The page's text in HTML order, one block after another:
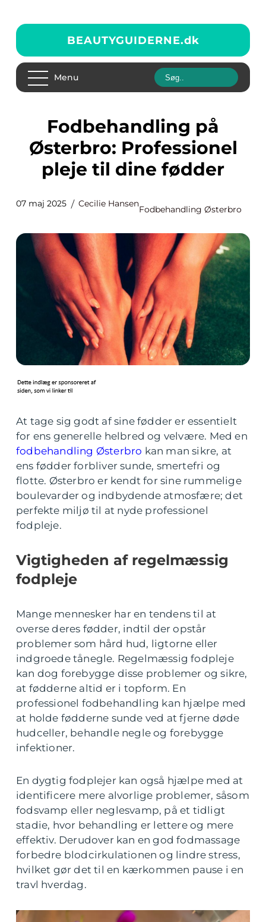
BEAUTYGUIDERNE.dk
Menu
Fodbehandling på
Østerbro: Professionel
pleje til dine fødder
07 maj 2025 Cecilie Hansen
Fodbehandling Østerbro
At tage sig godt af sine fødder er essentielt
for ens generelle helbred og velvære. Med en
fodbehandling Østerbro kan man sikre, at
ens fødder forbliver sunde, smertefri og
flotte. Østerbro er kendt for sine rummelige
boulevarder og indbydende atmosfære; det
perfekte miljø til at nyde professionel
fodpleje.
Vigtigheden af regelmæssig
fodpleje
Mange mennesker har en tendens til at
overse deres fødder, indtil der opstår
problemer som hård hud, ligtorne eller
indgroede tånegle. Regelmæssig fodpleje
kan dog forebygge disse problemer og sikre,
at fødderne altid er i topform. En
professionel fodbehandling kan hjælpe med
at holde fødderne sunde ved at fjerne døde
hudceller, behandle negle og forebygge
infektioner.
En dygtig fodplejer kan også hjælpe med at
identificere mere alvorlige problemer, såsom
fodsvamp eller neglesvamp, på et tidligt
stadie, hvor behandling er lettere og mere
effektiv. Derudover kan en god fodmassage
forbedre blodcirkulationen og lindre stress,
hvilket gør det til en kærkommen pause i en
travl hverdag.